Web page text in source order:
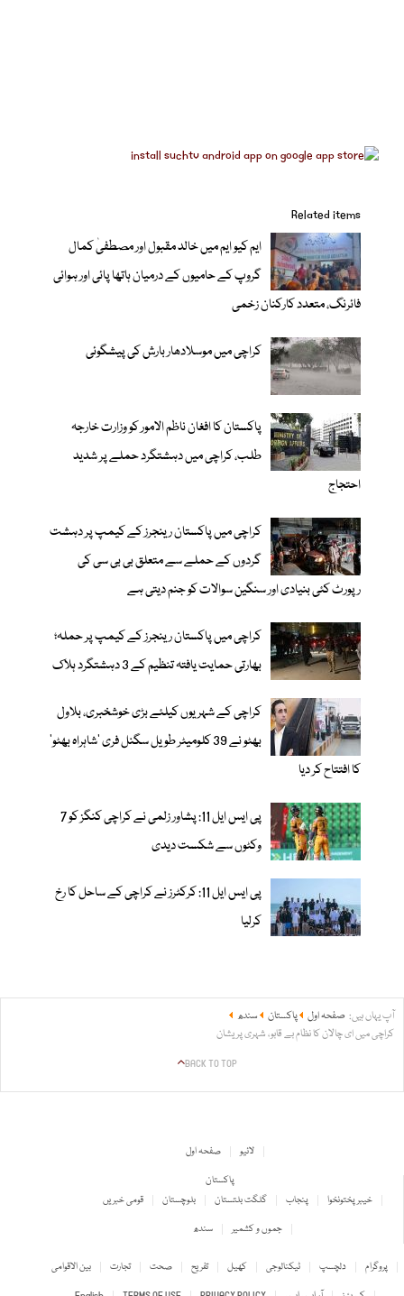
Related items
ایم کیو ایم میں خالد مقبول اور مصطفیٰ کمال
گروپ کے حامیوں کے درمیان ہاتھا پائی اور ہوائی
فائرنگ، متعدد کارکنان زخمی
کراچی میں موسلادھار بارش کی پیشگوئی
پاکستان کا افغان ناظم الامور کو وزارت خارجہ
طلب، کراچی میں دہشتگرد حملے پر شدید
احتجاج
کراچی میں پاکستان رینجرز کے کیمپ پر دہشت
گردوں کے حملے سے متعلق بی بی سی کی
رپورٹ کئی بنیادی اور سنگین سوالات کو جنم دیتی ہے
کراچی میں پاکستان رینجرز کے کیمپ پر حملہ؛
بھارتی حمایت یافتہ تنظیم کے 3 دہشتگرد ہلاک
کراچی کے شہریوں کیلئے بڑی خوشخبری، بلاول
بھٹو نے 39 کلومیٹر طویل سگنل فری 'شاہراہ بھٹو'
کا افتتاح کر دیا
پی ایس ایل 11: پشاور زلمی نے کراچی کنگز کو 7
وکٹوں سے شکست دیدی
پی ایس ایل 11: کرکٹرز نے کراچی کے ساحل کا رخ
کرلیا
آپ یہاں ہیں: صفحہ اول پاکستان
سندھ
کراچی میں ای چالان کا نظام بے قابو، شہری پریشان
BACK TO TOP
صفحہ اول
لائیو
پاکستان
قومی خبریں
بلوچستان گلگت بلتستان پنجاب
خیبر پختونخوا
سندھ
جموں و کشمیر
بین الاقوامی تجارت صحت تفریح کھیل ٹیکنالوجی دلچسپ
پروگرام